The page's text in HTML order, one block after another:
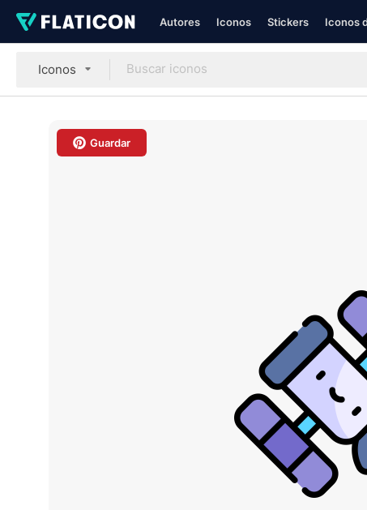
Autores Iconos Stickers Iconos
Iconos
Guardar